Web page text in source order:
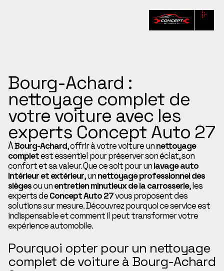
Bourg-Achard :
nettoyage complet de
votre voiture avec les
experts Concept Auto 27
ÀBourg-Achard, offrir à votre voiture unnettoyage
completest essentiel pour préserver son éclat, son
confort et sa valeur. Que ce soit pour unlavage auto
intérieur et extérieur, unnettoyage professionnel des
siègesou unentretien minutieux de la carrosserie, les
experts deConcept Auto 27vous proposent des
solutions sur mesure. Découvrez pourquoi ce service est
indispensable et comment il peut transformer votre
expérience automobile.
Pourquoi opter pour un nettoyage
complet de voiture à Bourg-Achard